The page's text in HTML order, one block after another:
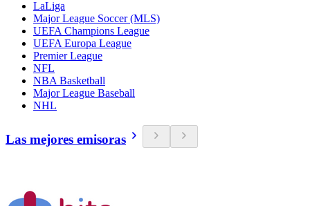
LaLiga
Major League Soccer (MLS)
UEFA Champions League
UEFA Europa League
Premier League
NFL
NBA Basketball
Major League Baseball
NHL
Las mejores emisoras